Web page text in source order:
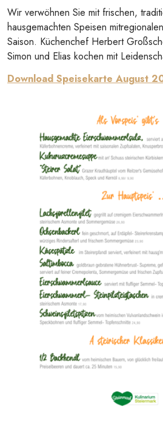
Wir verwöhnen Sie mit frischen,
hausgemachten Speisen
Saison. Küchenchef Herbert
Simon und Elias kochen mit
Download Speisekarte August